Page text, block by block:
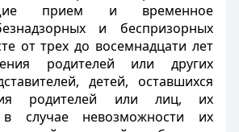
прием и временное
и беспризорных
от трех до восемнадцати лет
родителей или других
детей, оставшихся
родителей или лиц, их
случае невозможности их